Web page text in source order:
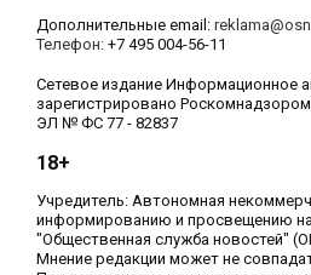
Дополнительные email:
Телефон: +7 495 004-56-11
Сетевое издание Информационное
зарегистрировано
ЭЛ № ФС 77 - 82837
18+
Учредитель: Автономная
информированию и просвещению
"Общественная служба новостей"
Мнение редакции может не